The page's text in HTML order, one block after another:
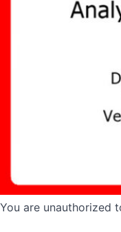
You are unauthorized